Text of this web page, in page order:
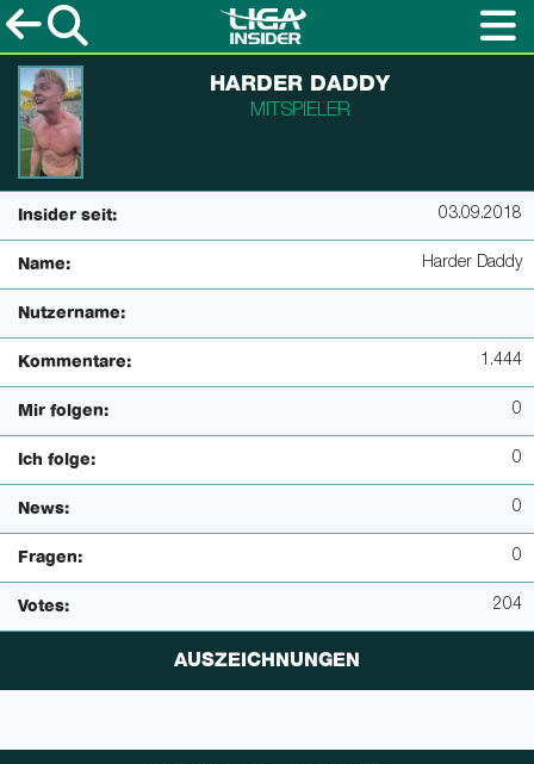
HARDER DADDY
MITSPIELER
Insider seit: 03.09.2018
Name: Harder Daddy
Nutzername:
Kommentare: 1.444
Mir folgen: 0
Ich folge: 0
News: 0
Fragen: 0
Votes: 204
AUSZEICHNUNGEN